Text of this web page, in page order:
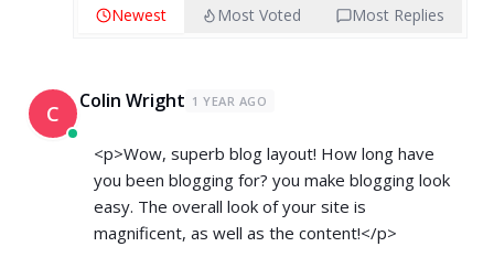
Newest Most Voted Most Replies
C Colin Wright 1 YEAR AGO
<p>Wow, superb blog layout! How long have
you been blogging for? you make blogging look
easy. The overall look of your site is
magnificent, as well as the content!</p>